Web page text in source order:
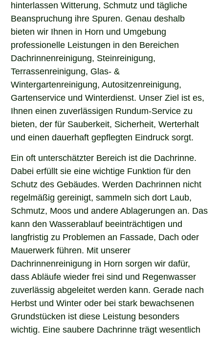
hinterlassen Witterung, Schmutz und tägliche
Beanspruchung ihre Spuren. Genau deshalb
bieten wir Ihnen in Horn und Umgebung
professionelle Leistungen in den Bereichen
Dachrinnenreinigung, Steinreinigung,
Terrassenreinigung, Glas- &
Wintergartenreinigung, Autositzenreinigung,
Gartenservice und Winterdienst. Unser Ziel ist es,
Ihnen einen zuverlässigen Rundum-Service zu
bieten, der für Sauberkeit, Sicherheit, Werterhalt
und einen dauerhaft gepflegten Eindruck sorgt.
Ein oft unterschätzter Bereich ist die Dachrinne.
Dabei erfüllt sie eine wichtige Funktion für den
Schutz des Gebäudes. Werden Dachrinnen nicht
regelmäßig gereinigt, sammeln sich dort Laub,
Schmutz, Moos und andere Ablagerungen an. Das
kann den Wasserablauf beeinträchtigen und
langfristig zu Problemen an Fassade, Dach oder
Mauerwerk führen. Mit unserer
Dachrinnenreinigung in Horn sorgen wir dafür,
dass Abläufe wieder frei sind und Regenwasser
zuverlässig abgeleitet werden kann. Gerade nach
Herbst und Winter oder bei stark bewachsenen
Grundstücken ist diese Leistung besonders
wichtig. Eine saubere Dachrinne trägt wesentlich